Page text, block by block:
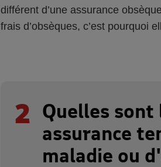
différent d’une assurance
frais d’obsèques, c’est pourquoi
2 Quelles
assurance
maladie ou